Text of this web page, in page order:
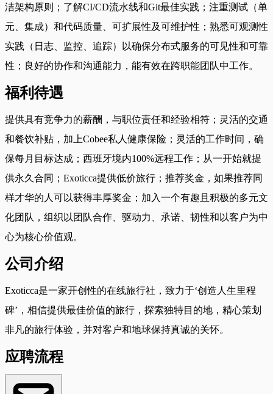
洁架构原则；了解CI/CD流水线和Git最佳实践；注重测试（单
元、集成）和代码质量、可扩展性及可维护性；熟悉可观测性
实践（日志、监控、追踪）以确保分布式服务的可见性和可靠
性；良好的协作和沟通能力，能有效在跨职能团队中工作。
福利待遇
提供具有竞争力的薪酬，与职位责任和经验相符；灵活的交通
和餐饮补贴，加上Cobee私人健康保险；灵活的工作时间，确
保每月目标达成；西班牙境内100%远程工作；从一开始就提
供永久合同；Exoticca提供低价旅行；推荐奖金，如果推荐同
样才华的人可以获得丰厚奖金；加入一个有趣且积极的多元文
化团队，组织以团队合作、驱动力、承诺、韧性和以客户为中
心为核心价值观。
公司介绍
Exoticca是一家开创性的在线旅行社，致力于‘创造人生里程
碑’，相信提供最佳价值的旅行，探索独特目的地，精心策划
非凡的旅行体验，并对客户和地球保持真诚的关怀。
应聘流程